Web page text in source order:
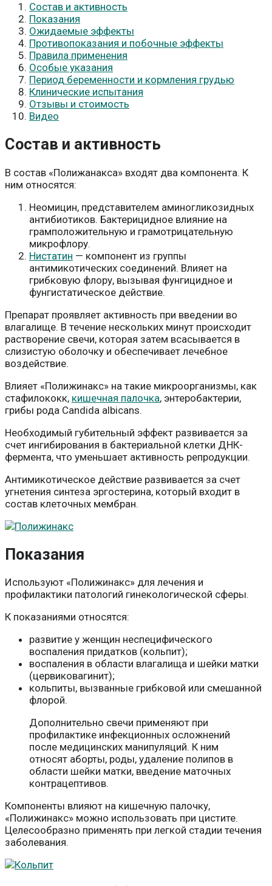
Состав и активность
Показания
Ожидаемые эффекты
Противопоказания и побочные эффекты
Правила применения
Особые указания
Период беременности и кормления грудью
Клинические испытания
Отзывы и стоимость
Видео
Состав и активность
В состав «Полижанакса» входят два компонента. К
ним относятся:
Неомицин, представителем аминогликозидных
антибиотиков. Бактерицидное влияние на
грамположительную и грамотрицательную
микрофлору.
Нистатин — компонент из группы
антимикотических соединений. Влияет на
грибковую флору, вызывая фунгицидное и
фунгистатическое действие.
Препарат проявляет активность при введении во
влагалище. В течение нескольких минут происходит
растворение свечи, которая затем всасывается в
слизистую оболочку и обеспечивает лечебное
воздействие.
Влияет «Полижинакс» на такие микроорганизмы, как
стафилококк, кишечная палочка, энтеробактерии,
грибы рода Candida albicans.
Необходимый губительный эффект развивается за
счет ингибирования в бактериальной клетки ДНК-
фермента, что уменьшает активность репродукции.
Антимикотическое действие развивается за счет
угнетения синтеза эргостерина, который входит в
состав клеточных мембран.
Показания
Используют «Полижинакс» для лечения и
профилактики патологий гинекологической сферы.
К показаниями относятся:
развитие у женщин неспецифического
воспаления придатков (кольпит);
воспаления в области влагалища и шейки матки
(цервиковагинит);
кольпиты, вызванные грибковой или смешанной
флорой.
Дополнительно свечи применяют при
профилактике инфекционных осложнений
после медицинских манипуляций. К ним
относят аборты, роды, удаление полипов в
области шейки матки, введение маточных
контрацептивов.
Компоненты влияют на кишечную палочку,
«Полижинакс» можно использовать при цистите.
Целесообразно применять при легкой стадии течения
заболевания.